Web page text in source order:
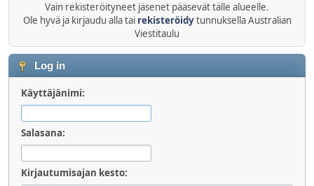
Vain rekisteröityneet jäsenet pääsevät tälle alueelle.
Ole hyvä ja kirjaudu alla tai rekisteröidytunnuksella Australian
Viestitaulu
Log in
Käyttäjänimi:
Salasana:
Kirjautumisajan kesto: